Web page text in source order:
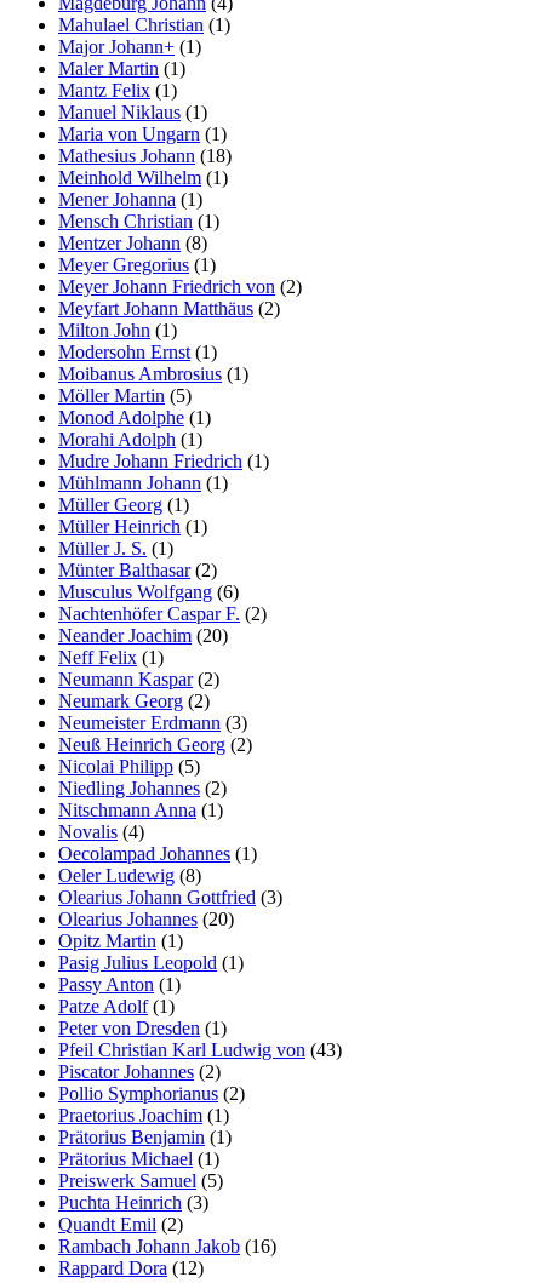
Mahulael Christian (1)
Major Johann+ (1)
Maler Martin (1)
Mantz Felix (1)
Manuel Niklaus (1)
Maria von Ungarn (1)
Mathesius Johann (18)
Meinhold Wilhelm (1)
Mener Johanna (1)
Mensch Christian (1)
Mentzer Johann (8)
Meyer Gregorius (1)
Meyer Johann Friedrich von (2)
Meyfart Johann Matthäus (2)
Milton John (1)
Modersohn Ernst (1)
Moibanus Ambrosius (1)
Möller Martin (5)
Monod Adolphe (1)
Morahi Adolph (1)
Mudre Johann Friedrich (1)
Mühlmann Johann (1)
Müller Georg (1)
Müller Heinrich (1)
Müller J. S. (1)
Münter Balthasar(2)
Musculus Wolfgang (6)
Nachtenhöfer Caspar F. (2)
Neander Joachim (20)
Neff Felix (1)
Neumann Kaspar(2)
Neumark Georg (2)
Neumeister Erdmann (3)
Neuß Heinrich Georg (2)
Nicolai Philipp (5)
Niedling Johannes (2)
Nitschmann Anna (1)
Novalis (4)
Oecolampad Johannes (1)
Oeler Ludewig (8)
Olearius Johann Gottfried (3)
Olearius Johannes (20)
Opitz Martin (1)
Pasig Julius Leopold (1)
Passy Anton (1)
Patze Adolf(1)
Peter von Dresden (1)
Pfeil Christian Karl Ludwig von (43)
Piscator Johannes (2)
Pollio Symphorianus (2)
Praetorius Joachim (1)
Prätorius Benjamin (1)
Prätorius Michael (1)
Preiswerk Samuel (5)
Puchta Heinrich (3)
Quandt Emil (2)
Rambach Johann Jakob (16)
Rappard Dora (12)